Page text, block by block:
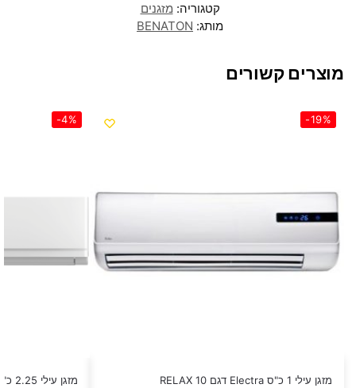
קטגוריה: מזגנים
מותג: BENATON
מוצרים קשורים
-19%
מזגן עילי 1 כ"ס Electra דגם RELAX 10
-4%
מזגן עילי 2.25 כ"ס Tornado דגם MASTER 22X